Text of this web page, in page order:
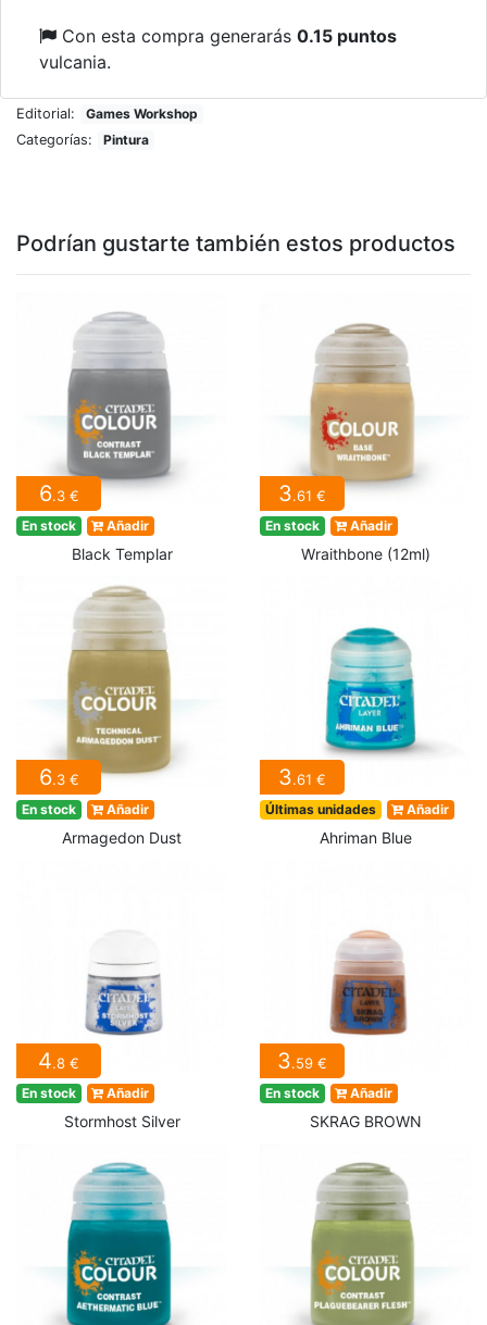
Con esta compra generarás 0.15 puntos
vulcania.
Editorial:
Games Workshop
Categorías:
Pintura
Podrían gustarte también estos productos
6.3 €
En stock Añadir
Black Templar
3.61 €
En stock Añadir
Wraithbone (12ml)
6.3 €
En stock Añadir
Armagedon Dust
3.61 €
Últimas unidades Añadir
Ahriman Blue
4.8 €
En stock Añadir
Stormhost Silver
3.59 €
En stock Añadir
SKRAG BROWN